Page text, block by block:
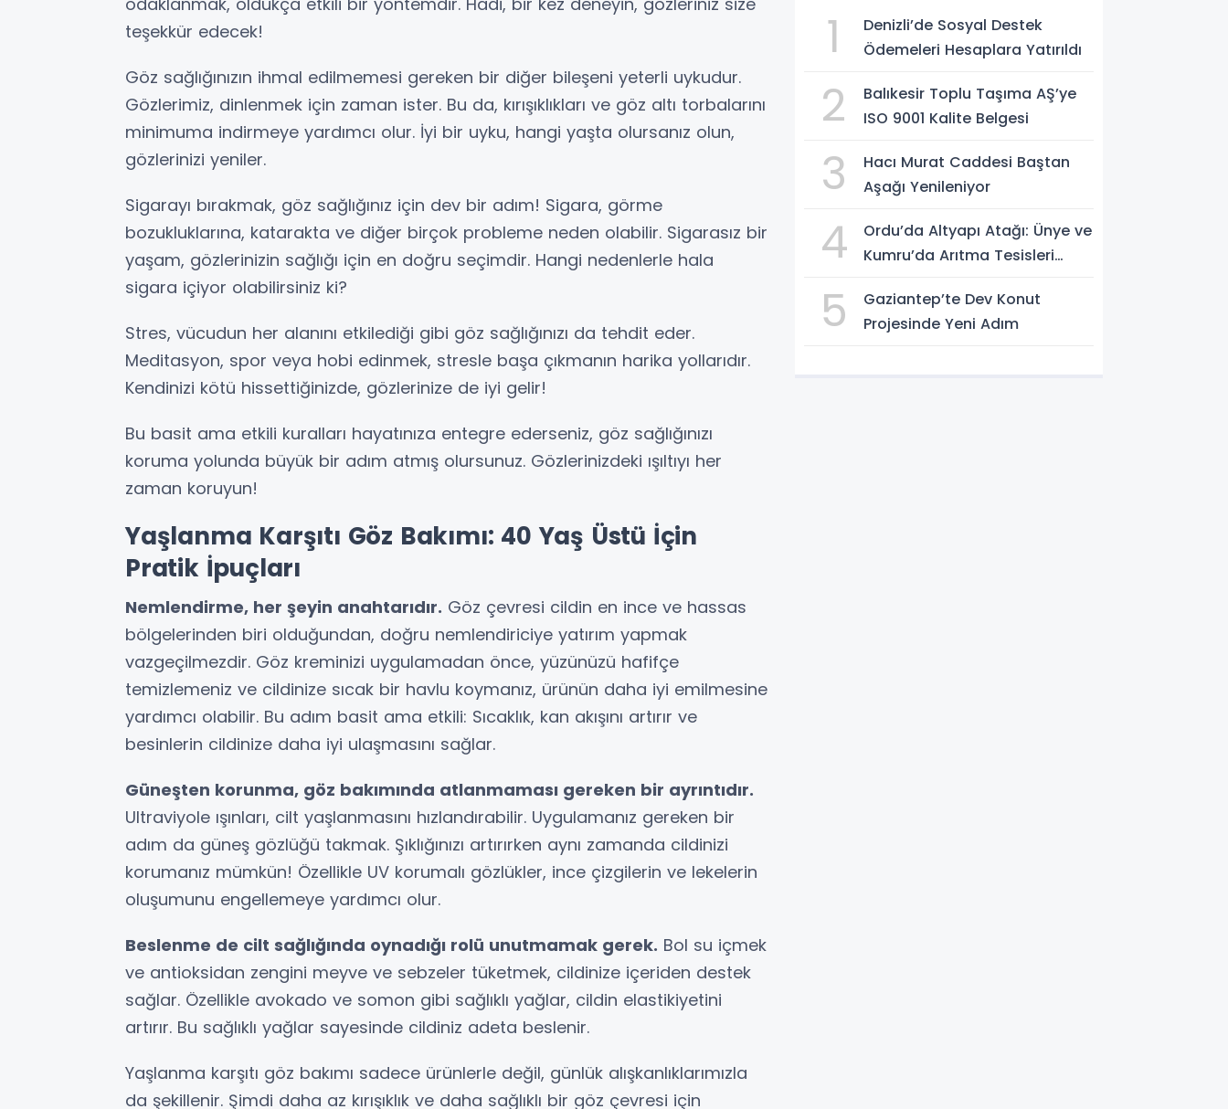
teşekkür edecek!
Göz sağlığınızın ihmal edilmemesi gereken bir diğer bileşeni yeterli uykudur.
Gözlerimiz, dinlenmek için zaman ister. Bu da, kırışıklıkları ve göz altı torbalarını
minimuma indirmeye yardımcı olur. İyi bir uyku, hangi yaşta olursanız olun,
gözlerinizi yeniler.
Sigarayı bırakmak, göz sağlığınız için dev bir adım! Sigara, görme
bozukluklarına, katarakta ve diğer birçok probleme neden olabilir. Sigarasız bir
yaşam, gözlerinizin sağlığı için en doğru seçimdir. Hangi nedenlerle hala
sigara içiyor olabilirsiniz ki?
Stres, vücudun her alanını etkilediği gibi göz sağlığınızı da tehdit eder.
Meditasyon, spor veya hobi edinmek, stresle başa çıkmanın harika yollarıdır.
Kendinizi kötü hissettiğinizde, gözlerinize de iyi gelir!
Bu basit ama etkili kuralları hayatınıza entegre ederseniz, göz sağlığınızı
koruma yolunda büyük bir adım atmış olursunuz. Gözlerinizdeki ışıltıyı her
zaman koruyun!
Yaşlanma Karşıtı Göz Bakımı: 40 Yaş Üstü İçin
Pratik İpuçları
Nemlendirme, her şeyin anahtarıdır. Göz çevresi cildin en ince ve hassas
bölgelerinden biri olduğundan, doğru nemlendiriciye yatırım yapmak
vazgeçilmezdir. Göz kreminizi uygulamadan önce, yüzünüzü hafifçe
temizlemeniz ve cildinize sıcak bir havlu koymanız, ürünün daha iyi emilmesine
yardımcı olabilir. Bu adım basit ama etkili: Sıcaklık, kan akışını artırır ve
besinlerin cildinize daha iyi ulaşmasını sağlar.
Güneşten korunma, göz bakımında atlanmaması gereken bir ayrıntıdır.
Ultraviyole ışınları, cilt yaşlanmasını hızlandırabilir. Uygulamanız gereken bir
adım da güneş gözlüğü takmak. Şıklığınızı artırırken aynı zamanda cildinizi
korumanız mümkün! Özellikle UV korumalı gözlükler, ince çizgilerin ve lekelerin
oluşumunu engellemeye yardımcı olur.
Beslenme de cilt sağlığında oynadığı rolü unutmamak gerek. Bol su içmek
ve antioksidan zengini meyve ve sebzeler tüketmek, cildinize içeriden destek
sağlar. Özellikle avokado ve somon gibi sağlıklı yağlar, cildin elastikiyetini
artırır. Bu sağlıklı yağlar sayesinde cildiniz adeta beslenir.
Yaşlanma karşıtı göz bakımı sadece ürünlerle değil, günlük alışkanlıklarımızla
da şekillenir. Şimdi daha az kırışıklık ve daha sağlıklı bir göz çevresi için
1
Denizli’de Sosyal Destek
Ödemeleri Hesaplara Yatırıldı
2
Balıkesir Toplu Taşıma AŞ’ye
ISO 9001 Kalite Belgesi
3
Hacı Murat Caddesi Baştan
Aşağı Yenileniyor
4
Ordu’da Altyapı Atağı: Ünye ve
Kumru’da Arıtma Tesisleri
5
Gaziantep’te Dev Konut
Projesinde Yeni Adım